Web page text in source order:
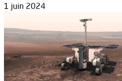
1 juin 2024